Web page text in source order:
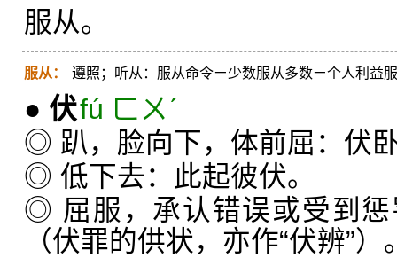
服从。
服从： 遵照；听从：服从命令ㄧ少数服从多数ㄧ个人利益
● 伏fú ㄈㄨˊ
◎ 趴，脸向下，体前屈：伏
◎ 低下去：此起彼伏。
◎ 屈服，承认错误或受到
（伏罪的供状，亦作“伏辨”）